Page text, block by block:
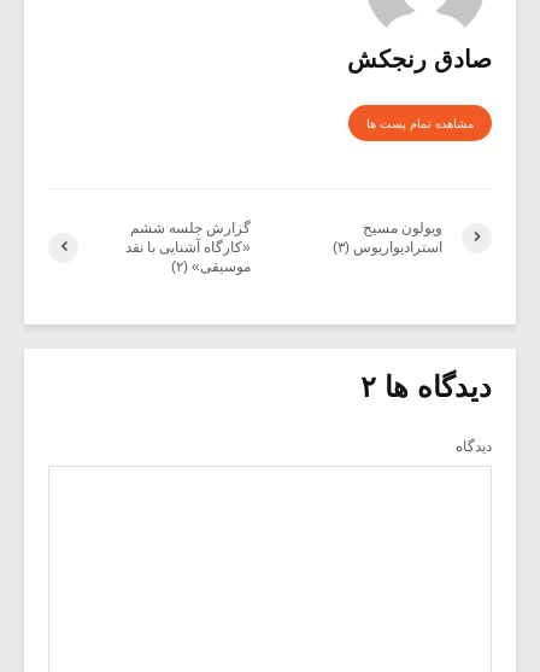
صادق رنجکش
مشاهده تمام پست ها
گزارش جلسه ششم
«کارگاه آشنایی با نقد
موسیقی» (۲)
ویولون مسیح
استرادیواریوس (۳)
دیدگاه ها ۲
دیدگاه